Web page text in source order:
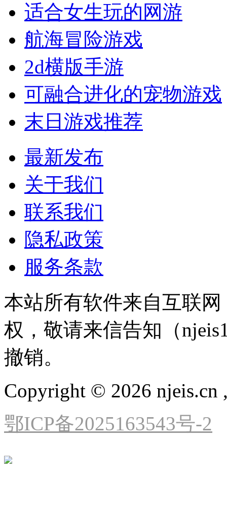
适合女生玩的网游
航海冒险游戏
2d横版手游
可融合进化的宠物游戏
末日游戏推荐
最新发布
关于我们
联系我们
隐私政策
服务条款
本站所有软件来自互联
权，敬请来信告知（
撤销。
Copyright © 2026 njeis.cn
鄂ICP备2025163543号-2